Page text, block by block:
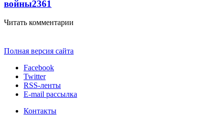
войны2361
Читать комментарии
Полная версия сайта
Facebook
Twitter
RSS-ленты
E-mail рассылка
Контакты